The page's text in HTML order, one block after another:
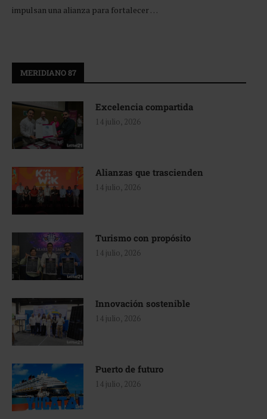
impulsan una alianza para fortalecer …
MERIDIANO 87
Excelencia compartida
14 julio, 2026
Alianzas que trascienden
14 julio, 2026
Turismo con propósito
14 julio, 2026
Innovación sostenible
14 julio, 2026
Puerto de futuro
14 julio, 2026